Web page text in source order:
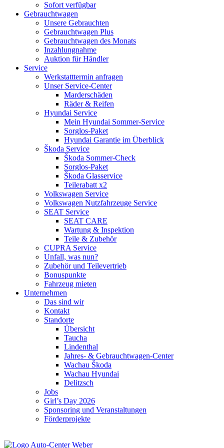
Sofort verfügbar
Gebrauchtwagen
Unsere Gebrauchten
Gebrauchtwagen Plus
Gebrauchtwagen des Monats
Inzahlungnahme
Auktion für Händler
Service
Werkstatttermin anfragen
Unser Service-Center
Marderschäden
Räder & Reifen
Hyundai Service
Mein Hyundai Sommer-Service
Sorglos-Paket
Hyundai Garantie im Überblick
Škoda Service
Škoda Sommer-Check
Sorglos-Paket
Škoda Glasservice
Teilerabatt x2
Volkswagen Service
Volkswagen Nutzfahrzeuge Service
SEAT Service
SEAT CARE
Wartung & Inspektion
Teile & Zubehör
CUPRA Service
Unfall, was nun?
Zubehör und Teilevertrieb
Bonuspunkte
Fahrzeug mieten
Unternehmen
Das sind wir
Kontakt
Standorte
Übersicht
Taucha
Lindenthal
Jahres- & Gebrauchtwagen-Center
Wachau Škoda
Wachau Hyundai
Delitzsch
Jobs
Girl’s Day 2026
Sponsoring und Veranstaltungen
Förderprojekte